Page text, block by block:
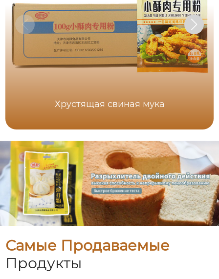
Хрустящая свиная мука
Самые Продаваемые
Продукты